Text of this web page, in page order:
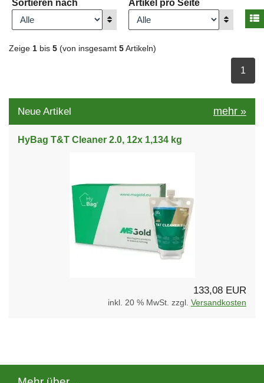
Sortieren nach
Anzeigen
Artikel pro Seite
Anzeigen
Zeige 1 bis 5 (von insgesamt 5 Artikeln)
1
Neue Artikel mehr »
HyBag T&T Cleaner 2.0, 12x 1,134 kg
133,08 EUR
inkl. 20 % MwSt. zzgl. Versandkosten